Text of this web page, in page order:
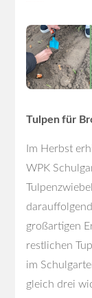
Tulpen für
Im Herbst
WPK
großartigen
restlichen
im
gleich drei